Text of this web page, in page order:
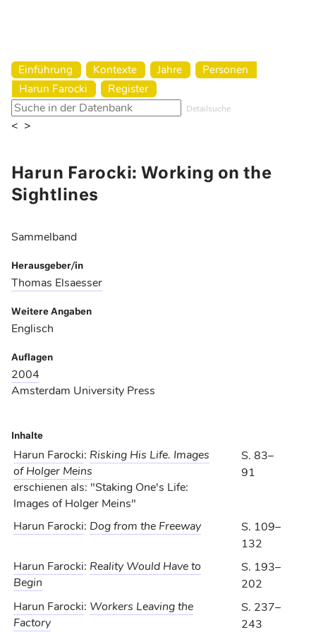
Einführung Kontexte Jahre
Personen
Harun Farocki
Register
Detailsuche
< >
Harun Farocki: Working on the
Sightlines
Sammelband
Herausgeber/in
Thomas Elsaesser
Weitere Angaben
Englisch
Auflagen
2004
Amsterdam University Press
Inhalte
Harun Farocki: Risking His Life. Images
of Holger Meins
erschienen als: "Staking One's Life:
Images of Holger Meins"
S. 83–
91
Harun Farocki: Dog from the Freeway
S. 109–
132
Harun Farocki: Reality Would Have to
Begin
S. 193–
202
Harun Farocki: Workers Leaving the
Factory
S. 237–
243